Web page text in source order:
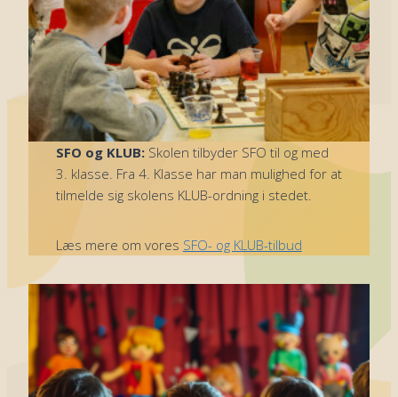
SFO og KLUB: Skolen tilbyder SFO til og med
3. klasse. Fra 4. Klasse har man mulighed for at
tilmelde sig skolens KLUB-ordning i stedet.
Læs mere om vores SFO- og KLUB-tilbud